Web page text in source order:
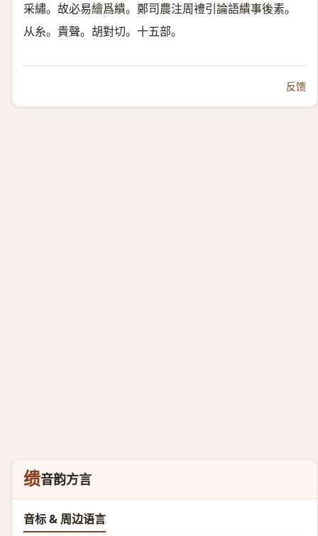
采繡。故必易繪爲繢。鄭司農注周禮引論語繢事後素。
从糸。貴聲。 胡對切。十五部。
反馈
缋音韵方言
音标 & 周边语言